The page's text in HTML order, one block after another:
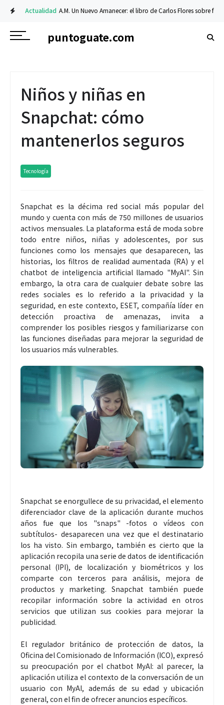
Actualidad A.M. Un Nuevo Amanecer: el libro de Carlos Flores sobre fe y
puntoguate.com
Niños y niñas en
Snapchat: cómo
mantenerlos seguros
Tecnología
Snapchat es la décima red social más popular del
mundo y cuenta con más de 750 millones de usuarios
activos mensuales. La plataforma está de moda sobre
todo entre niños, niñas y adolescentes, por sus
funciones como los mensajes que desaparecen, las
historias, los filtros de realidad aumentada (RA) y el
chatbot de inteligencia artificial llamado "MyAI". Sin
embargo, la otra cara de cualquier debate sobre las
redes sociales es lo referido a la privacidad y la
seguridad, en este contexto, ESET, compañía líder en
detección proactiva de amenazas, invita a
comprender los posibles riesgos y familiarizarse con
las funciones diseñadas para mejorar la seguridad de
los usuarios más vulnerables.
Snapchat se enorgullece de su privacidad, el elemento
diferenciador clave de la aplicación durante muchos
años fue que los "snaps" -fotos o vídeos con
subtítulos- desaparecen una vez que el destinatario
los ha visto. Sin embargo, también es cierto que la
aplicación recopila una serie de datos de identificación
personal (IPI), de localización y biométricos y los
comparte con terceros para análisis, mejora de
productos y marketing. Snapchat también puede
recopilar información sobre la actividad en otros
servicios que utilizan sus cookies para mejorar la
publicidad.
El regulador británico de protección de datos, la
Oficina del Comisionado de Información (ICO), expresó
su preocupación por el chatbot MyAI: al parecer, la
aplicación utiliza el contexto de la conversación de un
usuario con MyAI, además de su edad y ubicación
general, con el fin de ofrecer anuncios específicos.